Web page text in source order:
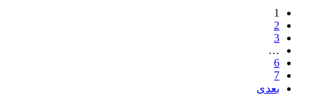
1
2
3
…
6
7
بعدی